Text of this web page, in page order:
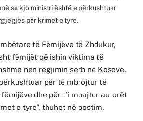
se kjo ministri është e përkushtuar
për krimet e tyre.
të Fëmijëve të Zhdukur,
fëmijët që ishin viktima të
nën regjimin serb në Kosovë.
për të mbrojtur të
dhe për t’i mbajtur autorët
e tyre”, thuhet në postim.